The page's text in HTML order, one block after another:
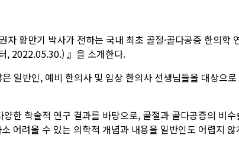
황만기 박사가 전하는 국내 최초 골절·골다공증 한의
, 2022.05.30.) 』을 소개한다.
일반인, 예비 한의사 및 임상 한의사 선생님들을 대상으
한 학술적 연구 결과를 바탕으로, 골절과 골다공증의 비
어려울 수 있는 의학적 개념과 내용을 일반인도 어렵지